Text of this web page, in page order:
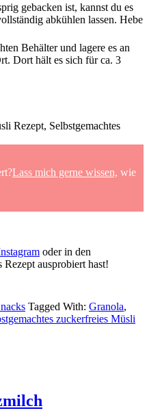
gebacken ist, kannst du es
abkühlen lassen. Hebe
Behälter und lagere es an
Dort hält es sich für ca. 3
Rezept, Selbstgemachtes
Lass mich gerne wissen, wie
oder in den
ausprobiert hast!
Tagged With: Granola,
zuckerfreies Müsli